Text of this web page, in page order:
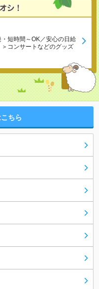
短時間～OK／安心の日給
コンサートなどのグッズ
ちら